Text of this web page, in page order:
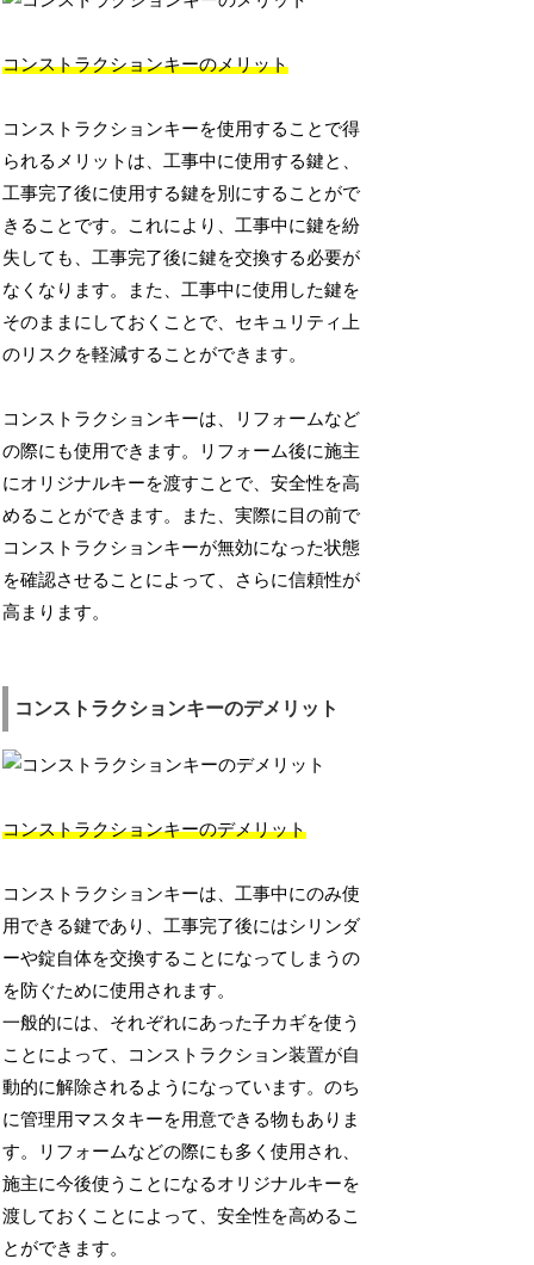
コンストラクションキーのメリット
コンストラクションキーを使用することで得
られるメリットは、工事中に使用する鍵と、
工事完了後に使用する鍵を別にすることがで
きることです。これにより、工事中に鍵を紛
失しても、工事完了後に鍵を交換する必要が
なくなります。また、工事中に使用した鍵を
そのままにしておくことで、セキュリティ上
のリスクを軽減することができます。
コンストラクションキーは、リフォームなど
の際にも使用できます。リフォーム後に施主
にオリジナルキーを渡すことで、安全性を高
めることができます。また、実際に目の前で
コンストラクションキーが無効になった状態
を確認させることによって、さらに信頼性が
高まります。
コンストラクションキーのデメリット
コンストラクションキーのデメリット
コンストラクションキーは、工事中にのみ使
用できる鍵であり、工事完了後にはシリンダ
ーや錠自体を交換することになってしまうの
を防ぐために使用されます。
一般的には、それぞれにあった子カギを使う
ことによって、コンストラクション装置が自
動的に解除されるようになっています。のち
に管理用マスタキーを用意できる物もありま
す。リフォームなどの際にも多く使用され、
施主に今後使うことになるオリジナルキーを
渡しておくことによって、安全性を高めるこ
とができます。